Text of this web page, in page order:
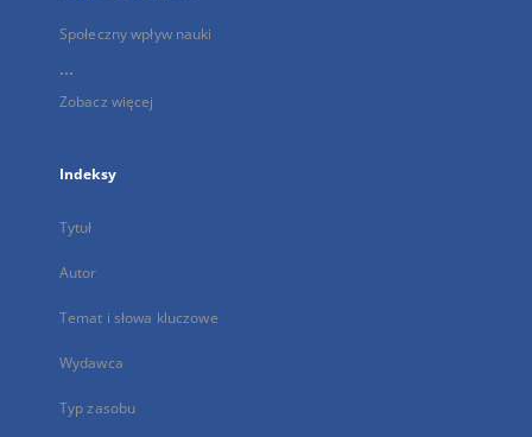
Społeczny wpływ nauki
...
Zobacz więcej
Indeksy
Tytuł
Autor
Temat i słowa kluczowe
Wydawca
Typ zasobu